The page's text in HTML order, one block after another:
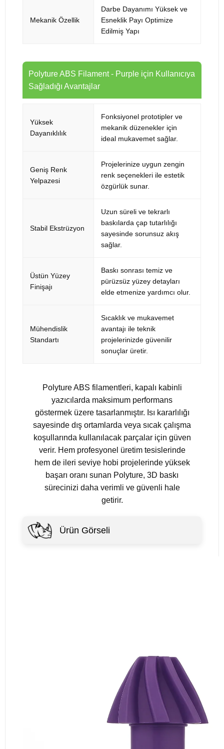
Mekanik Özellik
Darbe Dayanımı Yüksek ve
Esneklik Payı Optimize
Edilmiş Yapı
Polyture ABS Filament - Purple için Kullanıcıya
Sağladığı Avantajlar
Yüksek
Dayanıklılık
Fonksiyonel prototipler ve
mekanik düzenekler için
ideal mukavemet sağlar.
Geniş Renk
Yelpazesi
Projelerinize uygun zengin
renk seçenekleri ile estetik
özgürlük sunar.
Stabil Ekstrüzyon
Uzun süreli ve tekrarlı
baskılarda çap tutarlılığı
sayesinde sorunsuz akış
sağlar.
Üstün Yüzey
Finişajı
Baskı sonrası temiz ve
pürüzsüz yüzey detayları
elde etmenize yardımcı olur.
Mühendislik
Standartı
Sıcaklık ve mukavemet
avantajı ile teknik
projelerinizde güvenilir
sonuçlar üretir.
Polyture ABS filamentleri, kapalı kabinli
yazıcılarda maksimum performans
göstermek üzere tasarlanmıştır. Isı kararlılığı
sayesinde dış ortamlarda veya sıcak çalışma
koşullarında kullanılacak parçalar için güven
verir. Hem profesyonel üretim tesislerinde
hem de ileri seviye hobi projelerinde yüksek
başarı oranı sunan Polyture, 3D baskı
sürecinizi daha verimli ve güvenli hale
getirir.
Ürün Görseli